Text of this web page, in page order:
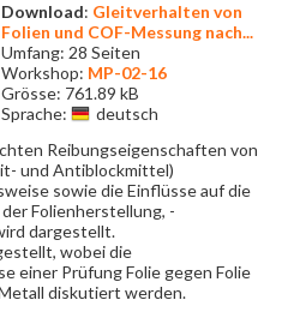
Download: Gleitverhalten von
Folien und COF-Messung nach...
Umfang: 28 Seiten
Workshop: MP-02-16
Grösse: 761.89 kB
Sprache:
deutsch
Reibungseigenschaften von
und Antiblockmittel)
sowie die Einflüsse auf die
Folienherstellung, -
dargestellt.
wobei die
einer Prüfung Folie gegen Folie
diskutiert werden.